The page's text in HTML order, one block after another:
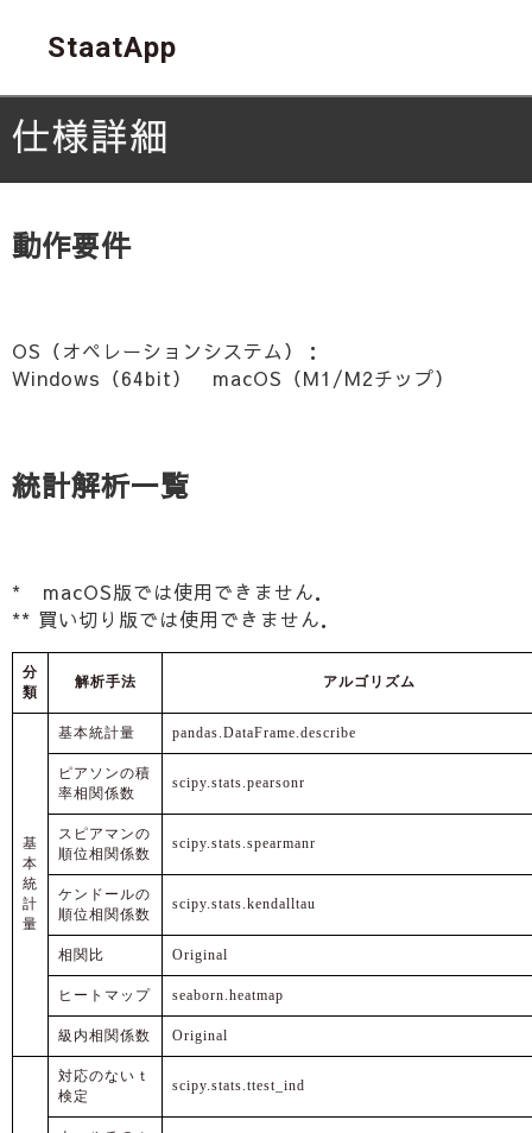
StaatApp
仕様詳細
動作要件
OS（オペレーションシステム）：
Windows（64bit） macOS（M1/M2チップ）
統計解析一覧
* macOS版では使用できません．
** 買い切り版では使用できません．
分
類
解析手法 アルゴリズム
基
本
統
計
量
基本統計量 pandas.DataFrame.describe
ピアソンの積
率相関係数
scipy.stats.pearsonr
スピアマンの
順位相関係数
scipy.stats.spearmanr
ケンドールの
順位相関係数
scipy.stats.kendalltau
相関比 Original
ヒートマップ seaborn.heatmap
級内相関係数 Original
対応のないｔ
検定
scipy.stats.ttest_ind